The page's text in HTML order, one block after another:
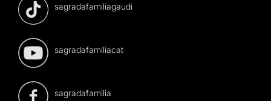
sagradafamiliagaudi
sagradafamiliacat
sagradafamilia